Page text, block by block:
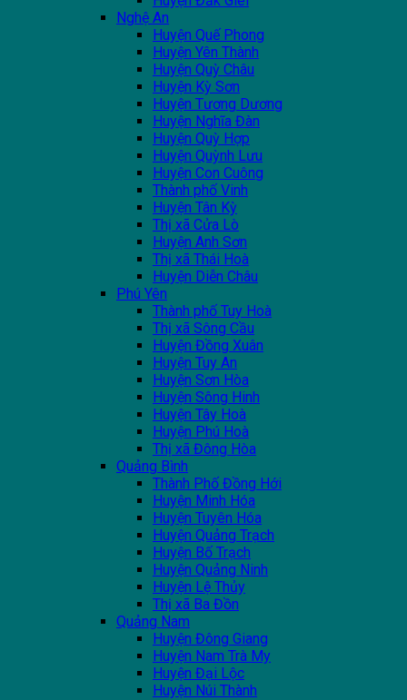
Nghệ An
Huyện Quế Phong
Huyện Yên Thành
Huyện Quỳ Châu
Huyện Kỳ Sơn
Huyện Tương Dương
Huyện Nghĩa Đàn
Huyện Quỳ Hợp
Huyện Quỳnh Lưu
Huyện Con Cuông
Thành phố Vinh
Huyện Tân Kỳ
Thị xã Cửa Lò
Huyện Anh Sơn
Thị xã Thái Hoà
Huyện Diễn Châu
Phú Yên
Thành phố Tuy Hoà
Thị xã Sông Cầu
Huyện Đồng Xuân
Huyện Tuy An
Huyện Sơn Hòa
Huyện Sông Hinh
Huyện Tây Hoà
Huyện Phú Hoà
Thị xã Đông Hòa
Quảng Bình
Thành Phố Đồng Hới
Huyện Minh Hóa
Huyện Tuyên Hóa
Huyện Quảng Trạch
Huyện Bố Trạch
Huyện Quảng Ninh
Huyện Lệ Thủy
Thị xã Ba Đồn
Quảng Nam
Huyện Đông Giang
Huyện Nam Trà My
Huyện Đại Lộc
Huyện Núi Thành